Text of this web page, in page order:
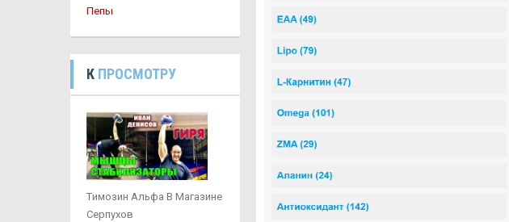
Пепы
К ПРОСМОТРУ
Tимозин Альфа В Магазине
Серпухов